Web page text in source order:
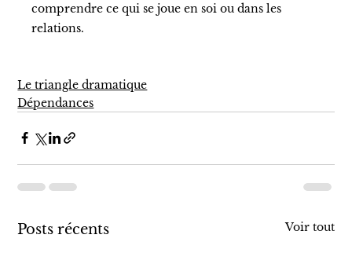
comprendre ce qui se joue en soi ou dans les
relations.
Le triangle dramatique
Dépendances
Posts récents Voir tout